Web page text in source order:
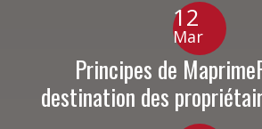
12
Mar
Principes de
destination des